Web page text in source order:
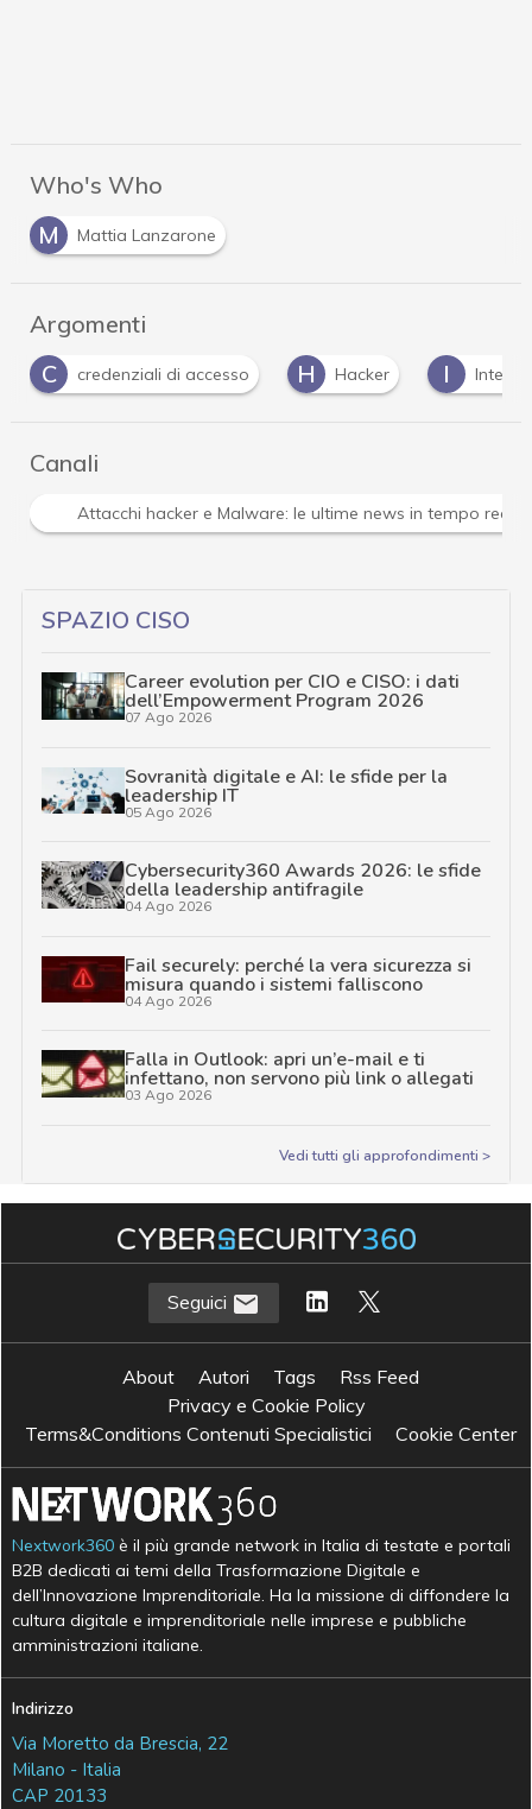
Who's Who
M
Mattia Lanzarone
Argomenti
C
credenziali di accesso H Hacker I
Canali
Attacchi hacker e Malware: le ultime news in tempo
SPAZIO CISO
Career evolution per CIO e CISO: i dati
dell’Empowerment Program 2026
07 Ago 2026
Sovranità digitale e AI: le sfide per la
leadership IT
05 Ago 2026
Cybersecurity360 Awards 2026: le sfide
della leadership antifragile
04 Ago 2026
Fail securely: perché la vera sicurezza si
misura quando i sistemi falliscono
04 Ago 2026
Falla in Outlook: apri un’e-mail e ti
infettano, non servono più link o allegati
03 Ago 2026
Vedi tutti gli approfondimenti >
Seguici
About Autori Tags
Rss Feed
Privacy e Cookie Policy
Terms&Conditions Contenuti Specialistici
Cookie Center
Nextwork360 è il più grande network in Italia di testate e portali
B2B dedicati ai temi della Trasformazione Digitale e
dell’Innovazione Imprenditoriale. Ha la missione di diffondere la
cultura digitale e imprenditoriale nelle imprese e pubbliche
amministrazioni italiane.
Indirizzo
Via Moretto da Brescia, 22
Milano - Italia
CAP 20133